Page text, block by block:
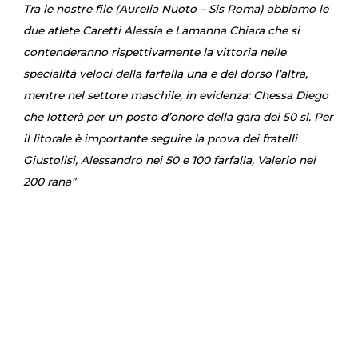
Tra le nostre file (Aurelia Nuoto – Sis Roma) abbiamo le
due atlete Caretti Alessia e Lamanna Chiara che si
contenderanno rispettivamente la vittoria nelle
specialità veloci della farfalla una e del dorso l’altra,
mentre nel settore maschile, in evidenza: Chessa Diego
che lotterà per un posto d’onore della gara dei 50 sl. Per
il litorale è importante seguire la prova dei fratelli
Giustolisi, Alessandro nei 50 e 100 farfalla, Valerio nei
200 rana”